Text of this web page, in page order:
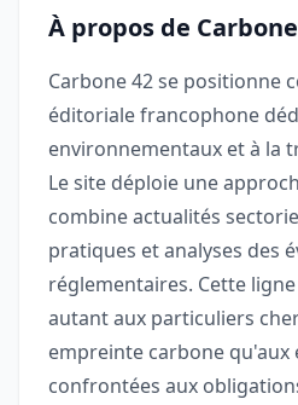
À propos de
Carbone 42 se positionne
éditoriale francophone
environnementaux et à la
Le site déploie une
combine actualités
pratiques et analyses des
réglementaires. Cette
autant aux particuliers
empreinte carbone qu'aux
confrontées aux